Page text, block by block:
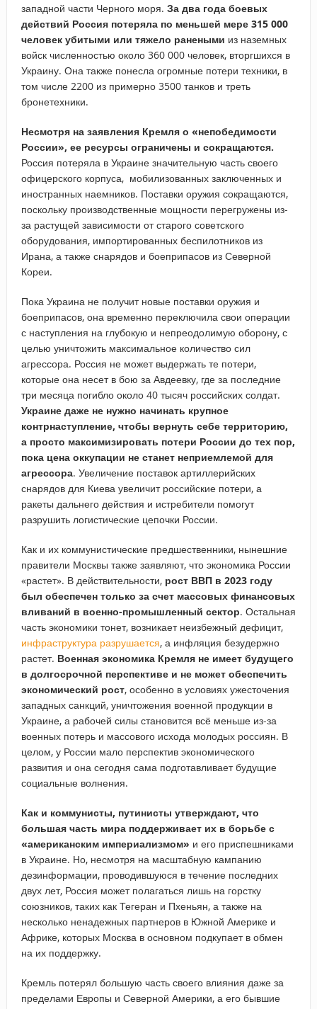
западной части Черного моря. За два года боевых
действий Россия потеряла по меньшей мере 315 000
человек убитыми или тяжело ранеными из наземных
войск численностью около 360 000 человек, вторгшихся в
Украину. Она также понесла огромные потери техники, в
том числе 2200 из примерно 3500 танков и треть
бронетехники.
Несмотря на заявления Кремля о «непобедимости
России», ее ресурсы ограничены и сокращаются.
Россия потеряла в Украине значительную часть своего
офицерского корпуса, мобилизованных заключенных и
иностранных наемников. Поставки оружия сокращаются,
поскольку производственные мощности перегружены из-
за растущей зависимости от старого советского
оборудования, импортированных беспилотников из
Ирана, а также снарядов и боеприпасов из Северной
Кореи.
Пока Украина не получит новые поставки оружия и
боеприпасов, она временно переключила свои операции
с наступления на глубокую и непреодолимую оборону, с
целью уничтожить максимальное количество сил
агрессора. Россия не может выдержать те потери,
которые она несет в бою за Авдеевку, где за последние
три месяца погибло около 40 тысяч российских солдат.
Украине даже не нужно начинать крупное
контрнаступление, чтобы вернуть себе территорию,
а просто максимизировать потери России до тех пор,
пока цена оккупации не станет неприемлемой для
агрессора. Увеличение поставок артиллерийских
снарядов для Киева увеличит российские потери, а
ракеты дальнего действия и истребители помогут
разрушить логистические цепочки России.
Как и их коммунистические предшественники, нынешние
правители Москвы также заявляют, что экономика России
«растет». В действительности, рост ВВП в 2023 году
был обеспечентолько за счет массовых финансовых
вливаний в военно-промышленный сектор. Остальная
часть экономики тонет, возникает неизбежный дефицит,
инфраструктура разрушается, а инфляция безудержно
растет. Военная экономика Кремля не имеет будущего
в долгосрочной перспективе и не может обеспечить
экономический рост, особенно в условиях ужесточения
западных санкций, уничтожения военной продукции в
Украине, а рабочей силы становится всё меньше из-за
военных потерь и массового исхода молодых россиян. В
целом, у России мало перспектив экономического
развития и она сегодня сама подготавливает будущие
социальные волнения.
Как и коммунисты, путинисты утверждают, что
большая часть мира поддерживает их в борьбе с
«американским империализмом» и его приспешниками
в Украине. Но, несмотря на масштабную кампанию
дезинформации, проводившуюся в течение последних
двух лет, Россия может полагаться лишь на горстку
союзников, таких как Тегеран и Пхеньян, а также на
несколько ненадежных партнеров в Южной Америке и
Африке, которых Москва в основном подкупает в обмен
на их поддержку.
Кремль потерял большую часть своего влияния даже за
пределами Европы и Северной Америки, а его бывшие